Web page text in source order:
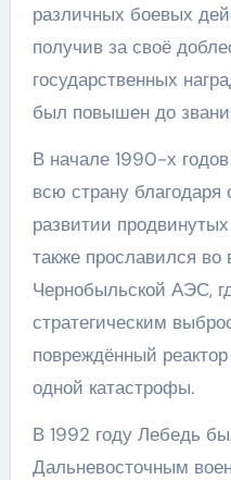
различных боевых
получив за своё
государственных
был повышен до
В начале 1990-х
всю страну
развитии
также прославился
Чернобыльской АЭС,
стратегическим
повреждённый
одной катастрофы.
В 1992 году Лебедь
Дальневосточным